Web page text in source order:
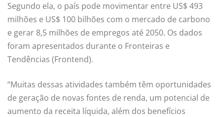
Segundo ela, o país pode movimentar entre US$ 493
milhões e US$ 100 bilhões com o mercado de carbono
e gerar 8,5 milhões de empregos até 2050. Os dados
foram apresentados durante o Fronteiras e
Tendências (Frontend).
“Muitas dessas atividades também têm oportunidades
de geração de novas fontes de renda, um potencial de
aumento da receita líquida, além dos benefícios